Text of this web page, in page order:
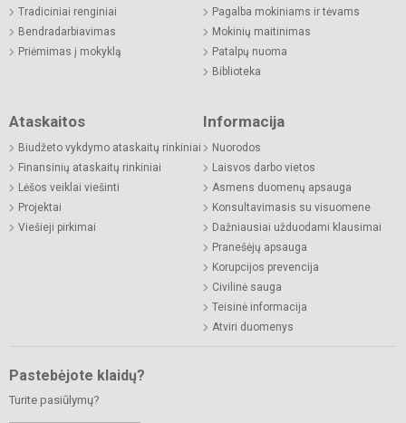
Tradiciniai renginiai
Bendradarbiavimas
Priėmimas į mokyklą
Pagalba mokiniams ir tėvams
Mokinių maitinimas
Patalpų nuoma
Biblioteka
Ataskaitos
Biudžeto vykdymo ataskaitų rinkiniai
Finansinių ataskaitų rinkiniai
Lėšos veiklai viešinti
Projektai
Viešieji pirkimai
Informacija
Nuorodos
Laisvos darbo vietos
Asmens duomenų apsauga
Konsultavimasis su visuomene
Dažniausiai užduodami klausimai
Pranešėjų apsauga
Korupcijos prevencija
Civilinė sauga
Teisinė informacija
Atviri duomenys
Pastebėjote klaidų?
Turite pasiūlymų?